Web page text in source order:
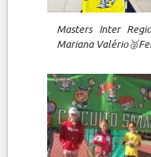
Masters Inter
Mariana